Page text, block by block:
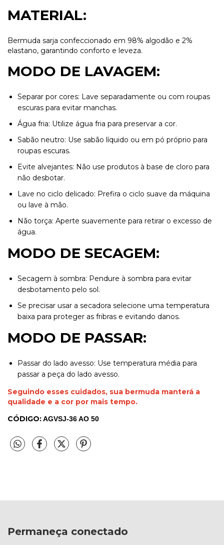
MATERIAL:
Bermuda sarja confeccionado em 98% algodão e 2%
elastano, garantindo conforto e leveza.
MODO DE LAVAGEM:
Separar por cores: Lave separadamente ou com roupas
escuras para evitar manchas.
Água fria: Utilize água fria para preservar a cor.
Sabão neutro: Use sabão líquido ou em pó próprio para
roupas escuras.
Evite alvejantes: Não use produtos à base de cloro para
não desbotar.
Lave no ciclo delicado: Prefira o ciclo suave da máquina
ou lave à mão.
Não torça: Aperte suavemente para retirar o excesso de
água.
MODO DE SECAGEM:
Secagem à sombra: Pendure à sombra para evitar
desbotamento pelo sol.
Se precisar usar a secadora selecione uma temperatura
baixa para proteger as fribras e evitando danos.
MODO DE PASSAR:
Passar do lado avesso: Use temperatura média para
passar a peça do lado avesso.
Seguindo esses cuidados, sua bermuda manterá a
qualidade e a cor por mais tempo.
CÓDIGO:AGVSJ-36 AO 50
Permaneça conectado